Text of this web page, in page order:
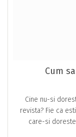
Cum
Cine nu-si
revista? Fie ca
care-si